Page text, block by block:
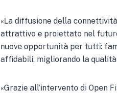
«La diffusione della
attrattivo e proiettato nel
nuove opportunità per tutti:
affidabili, migliorando la
«Grazie all’intervento di Open